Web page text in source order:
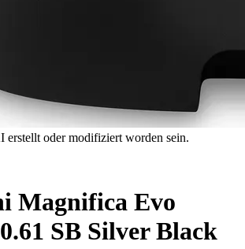
oder modifiziert worden sein.
Magnifica Evo
SB Silver Black